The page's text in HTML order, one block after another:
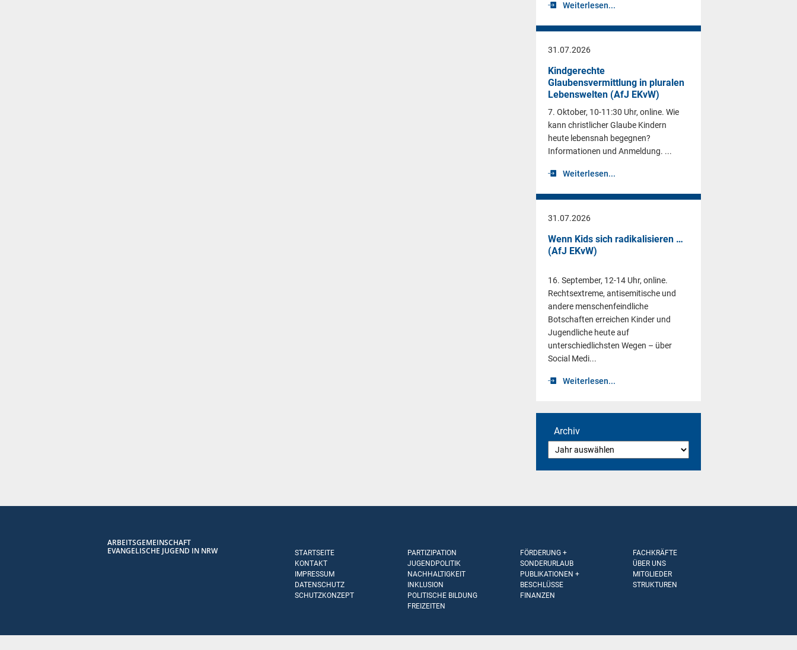
Weiterlesen...
31.07.2026
Kindgerechte
Glaubensvermittlung in pluralen
Lebenswelten (AfJ EKvW)
7. Oktober, 10-11:30 Uhr, online. Wie
kann christlicher Glaube Kindern
heute lebensnah begegnen?
Informationen und Anmeldung. ...
Weiterlesen...
31.07.2026
Wenn Kids sich radikalisieren …
(AfJ EKvW)
16. September, 12-14 Uhr, online.
Rechtsextreme, antisemitische und
andere menschenfeindliche
Botschaften erreichen Kinder und
Jugendliche heute auf
unterschiedlichsten Wegen – über
Social Medi...
Weiterlesen...
Archiv
ARBEITSGEMEINSCHAFT
EVANGELISCHE JUGEND IN NRW
STARTSEITE
KONTAKT
IMPRESSUM
DATENSCHUTZ
SCHUTZKONZEPT
PARTIZIPATION
JUGENDPOLITIK
NACHHALTIGKEIT
INKLUSION
POLITISCHE BILDUNG
FREIZEITEN
FÖRDERUNG +
SONDERURLAUB
PUBLIKATIONEN +
BESCHLÜSSE
FINANZEN
FACHKRÄFTE
ÜBER UNS
MITGLIEDER
STRUKTUREN